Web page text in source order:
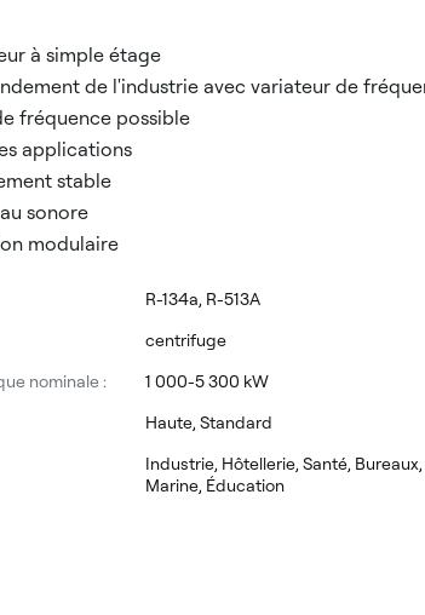
à simple étage
de l'industrie avec variateur de
fréquence possible
applications
stable
sonore
modulaire
R-134a, R-513A
centrifuge
nominale :
1 000-5 300 kW
Haute, Standard
Industrie, Hôtellerie, Santé,
Marine, Éducation